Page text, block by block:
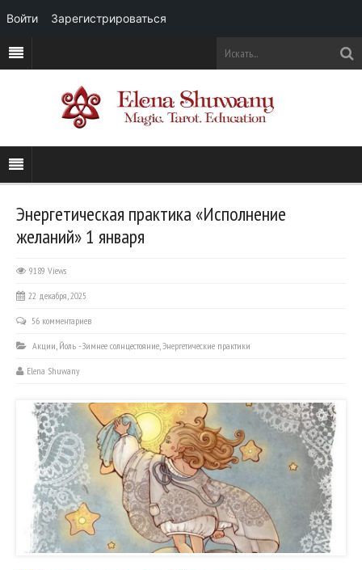
Энергетическая практика «Исполнение
желаний» 1 января
9189 Views
22 декабря, 2025
56 комментариев
Акции, Йоль - Зимнее солнцестояние,Энергетические практики
Elena Shuwany
Войти Зарегистрироваться